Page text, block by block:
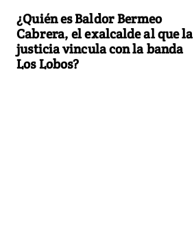
¿Quién es Baldor Bermeo
Cabrera, el exalcalde al que la
justicia vincula con la banda
Los Lobos?